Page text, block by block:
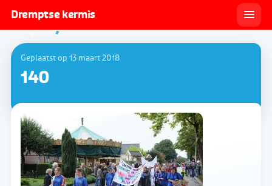
Dremptse kermis
Geplaatst op 13 maart 2018
140